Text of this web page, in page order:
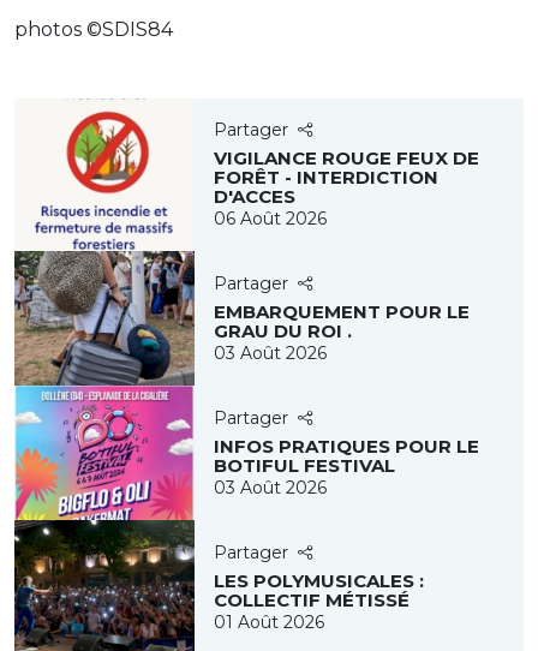
photos ©SDIS84
Partager
VIGILANCE ROUGE FEUX DE
FORÊT - INTERDICTION
D'ACCES
06 Août 2026
Partager
EMBARQUEMENT POUR LE
GRAU DU ROI .
03 Août 2026
Partager
INFOS PRATIQUES POUR LE
BOTIFUL FESTIVAL
03 Août 2026
Partager
LES POLYMUSICALES :
COLLECTIF MÉTISSÉ
01 Août 2026